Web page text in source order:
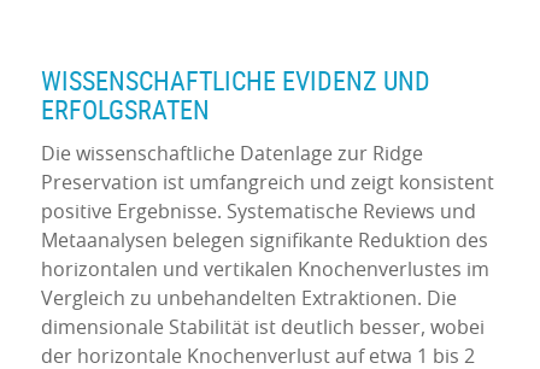
WISSENSCHAFTLICHE EVIDENZ UND
ERFOLGSRATEN
Die wissenschaftliche Datenlage zur Ridge
Preservation ist umfangreich und zeigt konsistent
positive Ergebnisse. Systematische Reviews und
Metaanalysen belegen signifikante Reduktion des
horizontalen und vertikalen Knochenverlustes im
Vergleich zu unbehandelten Extraktionen. Die
dimensionale Stabilität ist deutlich besser, wobei
der horizontale Knochenverlust auf etwa 1 bis 2